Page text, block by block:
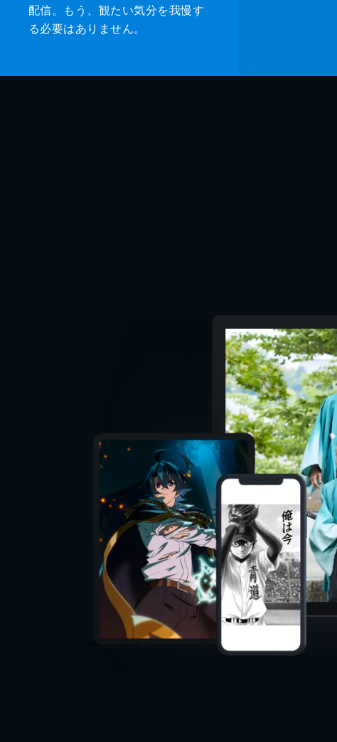
配信。もう、観たい気分を我慢す
る必要はありません。